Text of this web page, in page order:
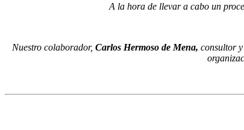
A la hora de llevar a cabo un
Nuestro colaborador, Carlos Hermoso de Mena, consultor